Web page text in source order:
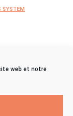
web et notre
SYSTEM